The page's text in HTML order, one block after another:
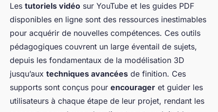
Les tutoriels vidéo sur YouTube et les guides PDF
disponibles en ligne sont des ressources inestimables
pour acquérir de nouvelles compétences. Ces outils
pédagogiques couvrent un large éventail de sujets,
depuis les fondamentaux de la modélisation 3D
jusqu’aux techniques avancées de finition. Ces
supports sont conçus pour encourager et guider les
utilisateurs à chaque étape de leur projet, rendant les